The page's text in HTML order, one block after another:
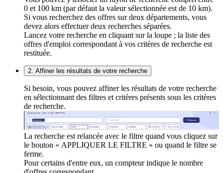
0 et 100 km (par défaut la valeur sélectionnée est de 10 km).
Si vous recherchez des offres sur deux départements, vous
devez alors effectuer deux recherches séparées.
Lancez votre recherche en cliquant sur la loupe ; la liste des
offres d'emploi correspondant à vos critères de recherche est
restituée.
2. Affiner les résultats de votre recherche
Si besoin, vous pouvez affiner les résultats de votre recherche
en sélectionnant des filtres et critères présents sous les critères
de recherche.
La recherche est relancée avec le filtre quand vous cliquez sur
le bouton « APPLIQUER LE FILTRE » ou quand le filtre se
ferme.
Pour certains d'entre eux, un compteur indique le nombre